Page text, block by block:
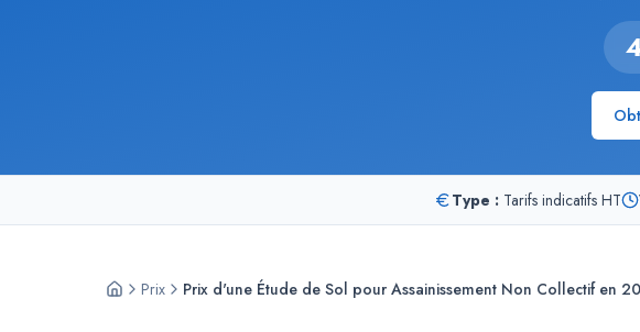
Type :Tarifs indicatifs HT
Prix Prix d'une Étude de Sol pour Assainissement Non Collectif en